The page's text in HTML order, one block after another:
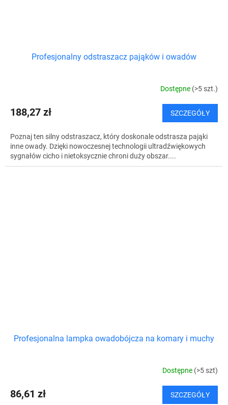
Profesjonalny odstraszacz pająków i owadów
Dostępne (>5 szt.)
188,27 zł SZCZEGÓŁY
Poznaj ten silny odstraszacz, który doskonale odstrasza pająki
inne owady. Dzięki nowoczesnej technologii ultradźwiękowych
sygnałów cicho i nietoksycznie chroni duży obszar....
Profesjonalna lampka owadobójcza na komary i muchy
Dostępne (>5 szt)
86,61 zł SZCZEGÓŁY